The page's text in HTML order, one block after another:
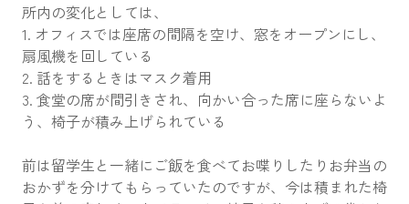
所内の変化としては、
1. オフィスでは座席の間隔を空け、窓をオープンにし、
扇風機を回している
2. 話をするときはマスク着用
3. 食堂の席が間引きされ、向かい合った席に座らないよ
う、椅子が積み上げられている
前は留学生と一緒にご飯を食べてお喋りしたりお弁当の
おかずを分けてもらっていたのですが、今は積まれた椅